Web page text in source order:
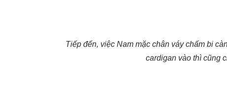
Tiếp đến, việc Nam mặc chân váy chấm bi
cardigan vào thì cũng